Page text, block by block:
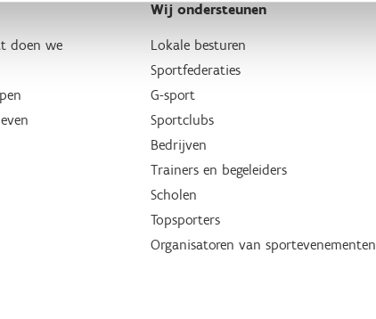
doen we
Wij ondersteunen
Lokale besturen
Sportfederaties
G-sport
Sportclubs
Bedrijven
Trainers en begeleiders
Scholen
Topsporters
Organisatoren van sportevenementen